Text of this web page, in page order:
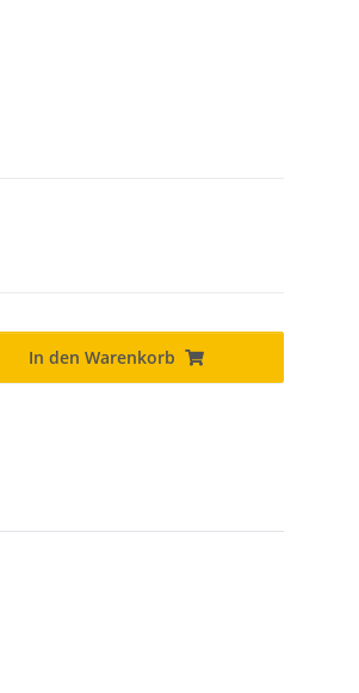
In den Warenkorb